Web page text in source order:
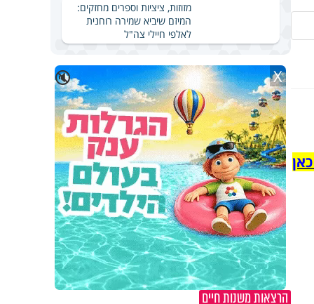
מזוזות, ציציות וספרים מחזקים:
המיזם שיביא שמירה רוחנית
לאלפי חיילי צה"ל
🔇 X
הרצאות משנות חיים